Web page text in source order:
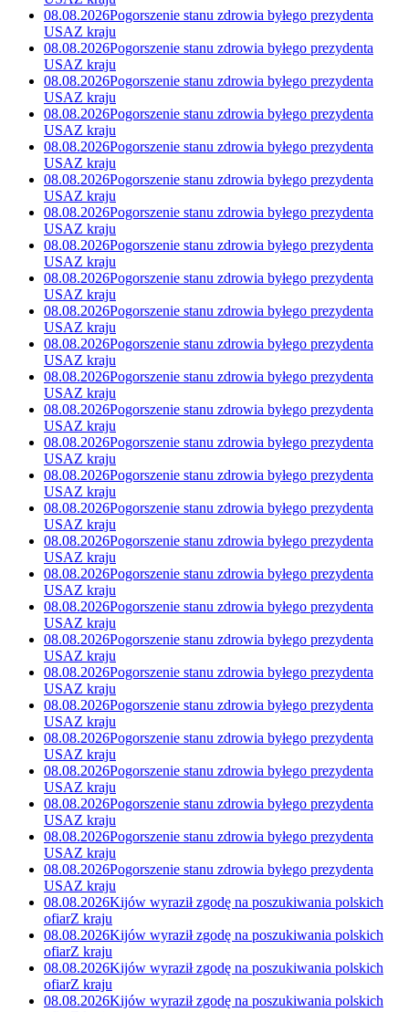
08.08.2026Pogorszenie stanu zdrowia byłego prezydenta
USAZ kraju
08.08.2026Pogorszenie stanu zdrowia byłego prezydenta
USAZ kraju
08.08.2026Pogorszenie stanu zdrowia byłego prezydenta
USAZ kraju
08.08.2026Pogorszenie stanu zdrowia byłego prezydenta
USAZ kraju
08.08.2026Pogorszenie stanu zdrowia byłego prezydenta
USAZ kraju
08.08.2026Pogorszenie stanu zdrowia byłego prezydenta
USAZ kraju
08.08.2026Pogorszenie stanu zdrowia byłego prezydenta
USAZ kraju
08.08.2026Pogorszenie stanu zdrowia byłego prezydenta
USAZ kraju
08.08.2026Pogorszenie stanu zdrowia byłego prezydenta
USAZ kraju
08.08.2026Pogorszenie stanu zdrowia byłego prezydenta
USAZ kraju
08.08.2026Pogorszenie stanu zdrowia byłego prezydenta
USAZ kraju
08.08.2026Pogorszenie stanu zdrowia byłego prezydenta
USAZ kraju
08.08.2026Pogorszenie stanu zdrowia byłego prezydenta
USAZ kraju
08.08.2026Pogorszenie stanu zdrowia byłego prezydenta
USAZ kraju
08.08.2026Pogorszenie stanu zdrowia byłego prezydenta
USAZ kraju
08.08.2026Pogorszenie stanu zdrowia byłego prezydenta
USAZ kraju
08.08.2026Pogorszenie stanu zdrowia byłego prezydenta
USAZ kraju
08.08.2026Pogorszenie stanu zdrowia byłego prezydenta
USAZ kraju
08.08.2026Pogorszenie stanu zdrowia byłego prezydenta
USAZ kraju
08.08.2026Pogorszenie stanu zdrowia byłego prezydenta
USAZ kraju
08.08.2026Pogorszenie stanu zdrowia byłego prezydenta
USAZ kraju
08.08.2026Pogorszenie stanu zdrowia byłego prezydenta
USAZ kraju
08.08.2026Pogorszenie stanu zdrowia byłego prezydenta
USAZ kraju
08.08.2026Pogorszenie stanu zdrowia byłego prezydenta
USAZ kraju
08.08.2026Pogorszenie stanu zdrowia byłego prezydenta
USAZ kraju
08.08.2026Pogorszenie stanu zdrowia byłego prezydenta
USAZ kraju
08.08.2026Pogorszenie stanu zdrowia byłego prezydenta
USAZ kraju
08.08.2026Kijów wyraził zgodę na poszukiwania polskich
ofiarZ kraju
08.08.2026Kijów wyraził zgodę na poszukiwania polskich
ofiarZ kraju
08.08.2026Kijów wyraził zgodę na poszukiwania polskich
ofiarZ kraju
08.08.2026Kijów wyraził zgodę na poszukiwania polskich